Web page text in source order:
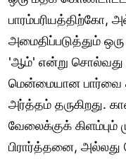
அமைதிப்படுத்தும்
'ஆம்' என்று சொல்வது
மென்மையான பார்வை
அர்த்தம் தருகிறது.
வேலைக்குக்
பிரார்த்தனை, அல்லது